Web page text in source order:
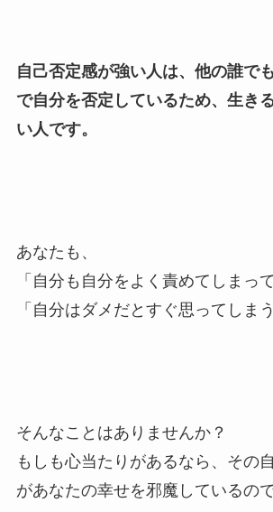
自己否定感が強い人は、他の誰で
で自分を否定しているため、生き
い人です。
あなたも、
「自分も自分をよく責めてしまっ
「自分はダメだとすぐ思ってしまう
そんなことはありませんか？
もしも心当たりがあるなら、その
があなたの幸せを邪魔しているので